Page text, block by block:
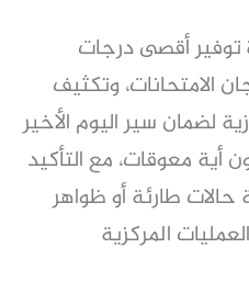
توفير أقصى درجات
الامتحانات، وتكثيف
لضمان سير اليوم الأخير
أية معوقات، مع التأكيد
حالات طارئة أو ظواهر
المركزية